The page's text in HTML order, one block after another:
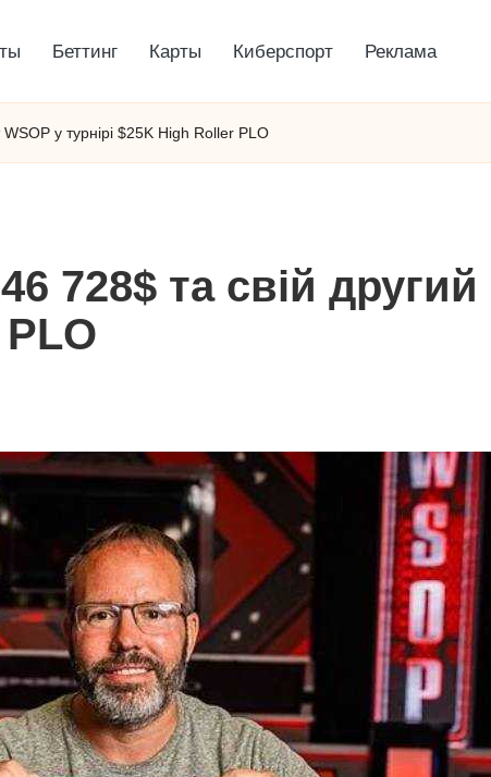
Беттинг Карты Киберспорт Реклама
у турнірі $25K High Roller PLO
728$ та свій